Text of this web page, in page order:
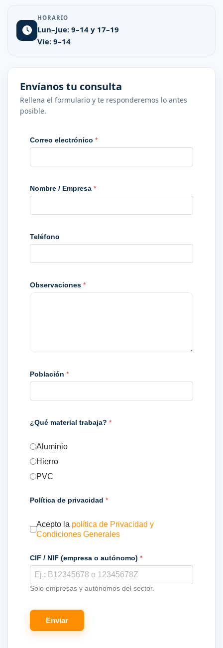

HORARIO
Lun–Jue: 9–14 y 17–19
Vie: 9–14
Envíanos tu consulta
Rellena el formulario y te responderemos lo antes
posible.
Correo electrónico *
Nombre / Empresa *
Teléfono
Observaciones *
Población *
¿Qué material trabaja? *
Aluminio
Hierro
PVC
Política de privacidad *
Acepto la política de Privacidad y
Condiciones Generales
CIF / NIF (empresa o autónomo) *
Solo empresas y autónomos del sector.
Enviar